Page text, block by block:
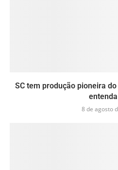
SC tem produção pioneira
8 de agosto